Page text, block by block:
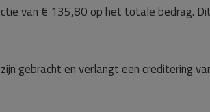
van € 135,80 op het totale bedrag.
gebracht en verlangt een creditering